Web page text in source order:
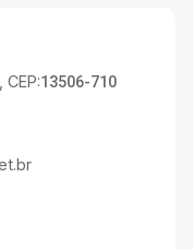
13506-710